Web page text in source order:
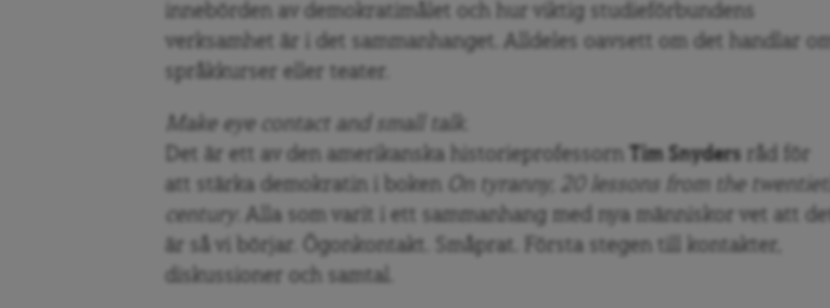
innebörden av demokratimålet och hur viktig studieförbundens
verksamhet är i det sammanhanget. Alldeles oavsett om det handlar om
språkkurser eller teater.
Make eye contact and small talk.
Det
är ett av den amerikanska historieprofessorn Tim Snyders råd för
att stärka demokratin i boken
On tyranny, 20 lessons from the twentieth
century
. Alla som varit i ett sammanhang med nya människor vet att det
är så vi börjar. Ögonkontakt. Småprat. Första stegen till kontakter,
diskussioner och samtal.